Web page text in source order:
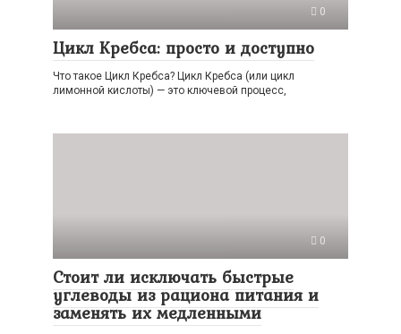
0
Цикл Кребса: просто и доступно
Что такое Цикл Кребса? Цикл Кребса (или цикл
лимонной кислоты) — это ключевой процесс,
0
Стоит ли исключать быстрые
углеводы из рациона питания и
заменять их медленными